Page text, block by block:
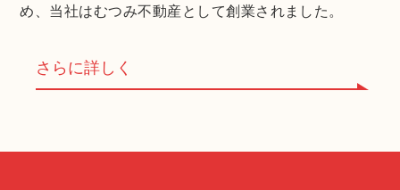
め、当社はむつみ不動産として創業されました。
さらに詳しく